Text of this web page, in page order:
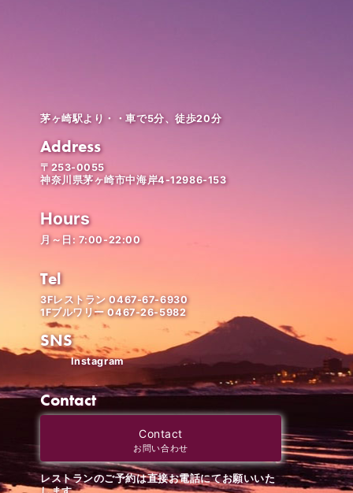
茅ヶ崎駅より・・車で5分、徒歩20分
Address
〒253-0055
神奈川県茅ヶ崎市中海岸4-12986-153
Hours
月～日: 7:00-22:00
Tel
3Fレストラン 0467-67-6930
1Fブルワリー 0467-26-5982
SNS
Instagram
Contact
Contact
お問い合わせ
レストランのご予約は直接お電話にてお願いいた